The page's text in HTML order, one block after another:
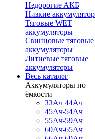
Недорогие АКБ
Низкие
Тяговые WET
аккумуляторы
Свинцовые тяговые
аккумуляторы
Литиевые тяговые
аккумуляторы
Весь каталог
Аккумуляторы по
ёмкости
33Ач-44Ач
45Ач-54Ач
55Ач-59Ач
60Ач-65Ач